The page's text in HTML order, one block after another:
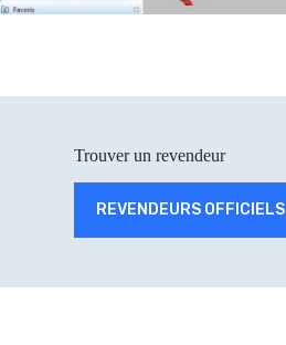
Trouver un revendeur
REVENDEURS OFFICIELS